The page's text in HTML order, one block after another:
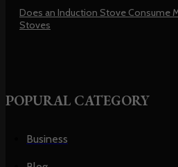
Does an Induction Stove Consume
Stoves
POPURAL CATEGORY
Business